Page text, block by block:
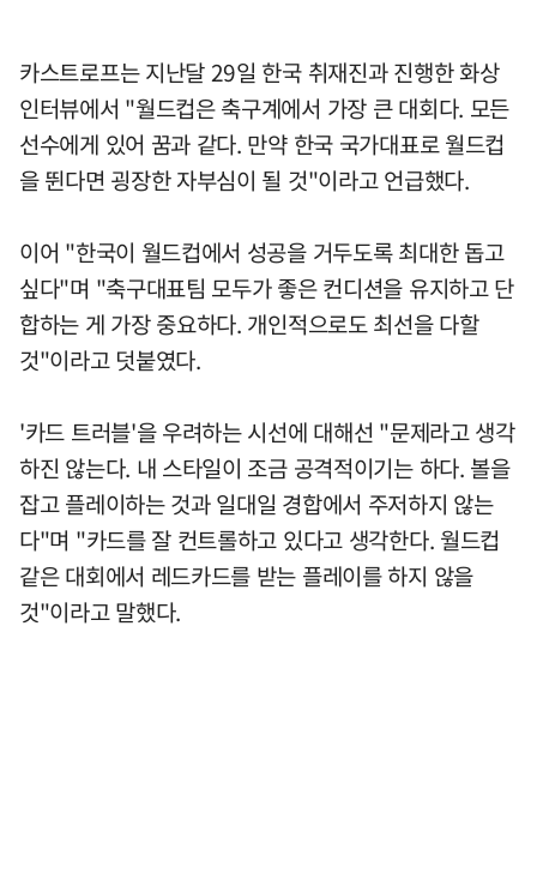
카스트로프는 지난달 29일 한국 취재진과 진행한 화상
인터뷰에서 "월드컵은 축구계에서 가장 큰 대회다. 모든
선수에게 있어 꿈과 같다. 만약 한국 국가대표로 월드컵
을 뛴다면 굉장한 자부심이 될 것"이라고 언급했다.
이어 "한국이 월드컵에서 성공을 거두도록 최대한 돕고
싶다"며 "축구대표팀 모두가 좋은 컨디션을 유지하고 단
합하는 게 가장 중요하다. 개인적으로도 최선을 다할
것"이라고 덧붙였다.
'카드 트러블'을 우려하는 시선에 대해선 "문제라고 생각
하진 않는다. 내 스타일이 조금 공격적이기는 하다. 볼을
잡고 플레이하는 것과 일대일 경합에서 주저하지 않는
다"며 "카드를 잘 컨트롤하고 있다고 생각한다. 월드컵
같은 대회에서 레드카드를 받는 플레이를 하지 않을
것"이라고 말했다.